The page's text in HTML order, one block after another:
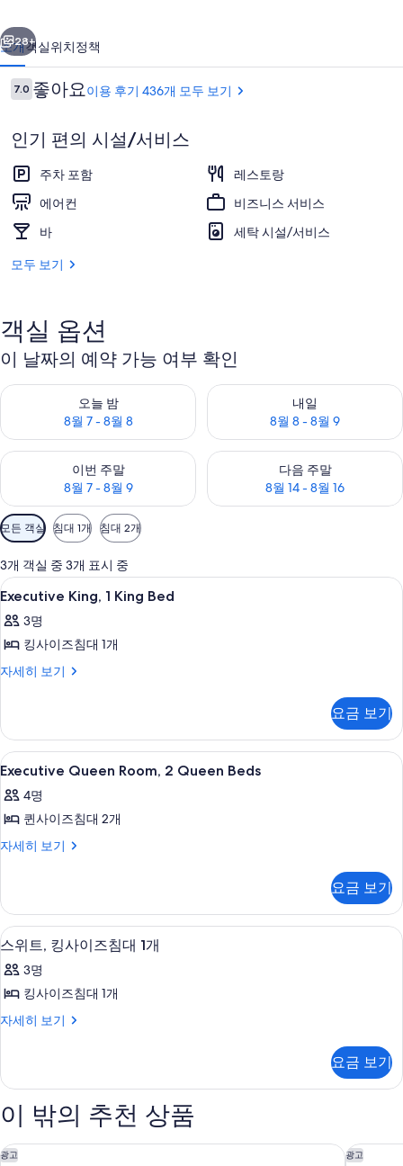
사
진
갤
리
리셉션
다음
28+
소개객실위치정책
이
용
기
7.010점 만점 중 7.0점.
좋아요이용 후기 436개 모두 보기
인기 편의 시설/서비스
주차 포함
레스토랑
에어컨
비즈니스 서비스
바
세탁 시설/서비스
모두 보기
객실 옵션
이 날짜의 예약 가능 여부 확인
오늘 밤
8월 7 - 8월 8
오늘 밤 예약 가능 여부 확인, 8월 7 - 8월 8
내일
8월 8 - 8월 9
내일 예약 가능 여부 확인, 8월
이번 주말
8월 7 - 8월 9
이번 주말 예약 가능 여부 확인, 8월 7 - 8월 9
다음 주말
8월 14 - 8월 16
다음 주말 예약 가능 여부 확인,
객
실
에
사
용
가
능
필
모든 객실 침대 1개 침대 2개
3개 객실 중 3개 표시 중
Executive
King,
1
King
Bed
모
두
보
기
Executive King, 1 King Bed | 거실 공간
5
Executive King, 1 King Bed
3명
킹사이즈침대 1개
자세히 보기
Executive
Bed
자
세
보
기
요금 보기
Executive
Queen
Room,
2
Queen
진
모
두
보
기
Executive Queen Room, 2 Queen
4
Executive Queen Room, 2 Queen Beds
4명
퀸사이즈침대 2개
자세히 보기
Executive
Queen
Beds
자
히
보
요금 보기
스
위
트,
사
즈
대
1
5
스위트, 킹사이즈침대 1개
3명
킹사이즈침대 1개
자세히 보기
스
사
즈
대
요금 보기
이 밖의 추천 상품
광고
시보니 비치 클럽 광고
타마린